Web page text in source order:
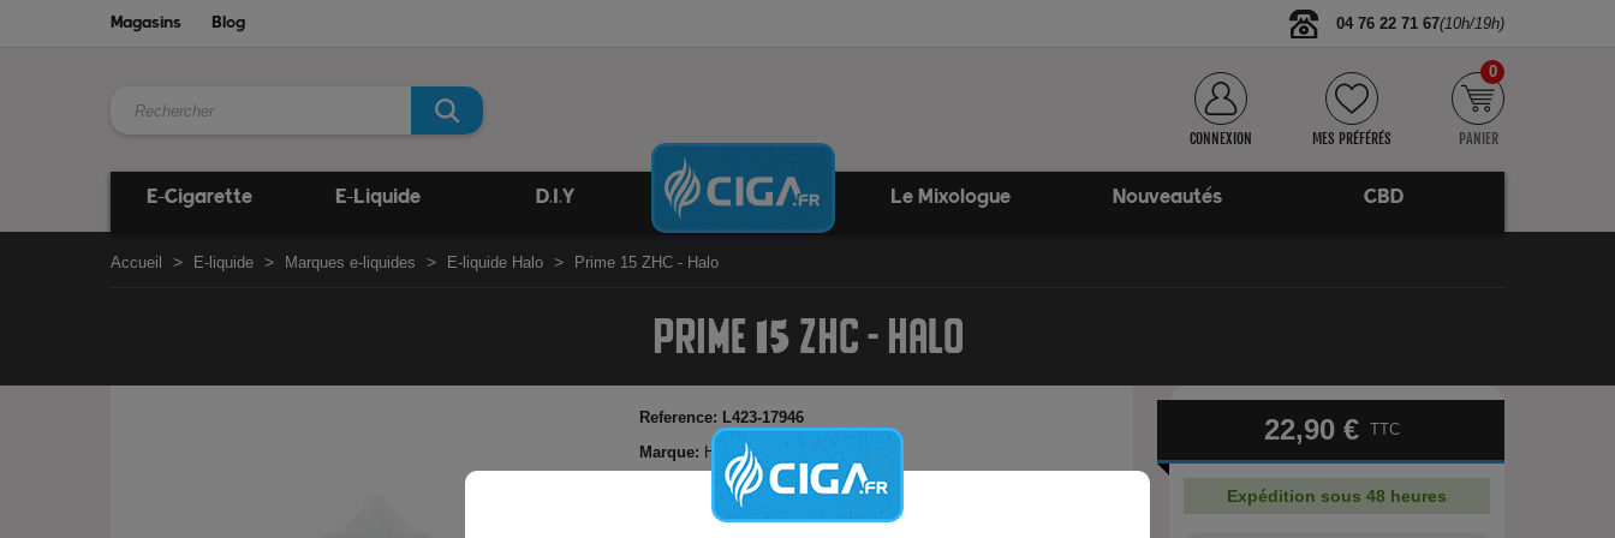
Magasins Blog 04 76 22 71 67(10h/19h)
CONNEXION MES PRÉFÉRÉS PANIER
0
E-Cigarette E-Liquide D.I.Y Le Mixologue Nouveautés CBD
Accueil E-liquide Marques e-liquides E-liquide Halo Prime 15 ZHC - Halo
PRIME 15 ZHC - HALO
Reference: L423-17946
Marque: Halo
Classic relevé de cacahuètes grillées et cacao
Possibilité d'ajouter booster de nicotine
22,90 € TTC
Expédition sous 48 heures